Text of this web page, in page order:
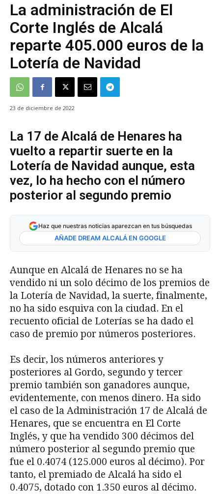
La administración de El
Corte Inglés de Alcalá
reparte 405.000 euros de la
Lotería de Navidad
23 de diciembre de 2022
La 17 de Alcalá de Henares ha
vuelto a repartir suerte en la
Lotería de Navidad aunque, esta
vez, lo ha hecho con el número
posterior al segundo premio
Haz que nuestras noticias aparezcan en tus búsquedas
AÑADE DREAM ALCALÁ EN GOOGLE
Aunque en Alcalá de Henares no se ha
vendido ni un solo décimo de los premios de
la Lotería de Navidad, la suerte, finalmente,
no ha sido esquiva con la ciudad. En el
recuento oficial de Loterías se ha dado el
caso de premio por números posteriores.
Es decir, los números anteriores y
posteriores al Gordo, segundo y tercer
premio también son ganadores aunque,
evidentemente, con menos dinero. Ha sido
el caso de la Administración 17 de Alcalá de
Henares, que se encuentra en El Corte
Inglés, y que ha vendido 300 décimos del
número posterior al segundo premio que
fue el 0.4074 (125.000 euros al décimo). Por
tanto, el premiado de Alcalá ha sido el
0.4075, dotado con 1.350 euros al décimo.